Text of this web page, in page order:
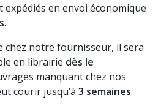
expédiés en envoi économique
.
chez notre fournisseur, il sera
en librairie dès le
manquant chez nos
courir jusqu’à 3 semaines.